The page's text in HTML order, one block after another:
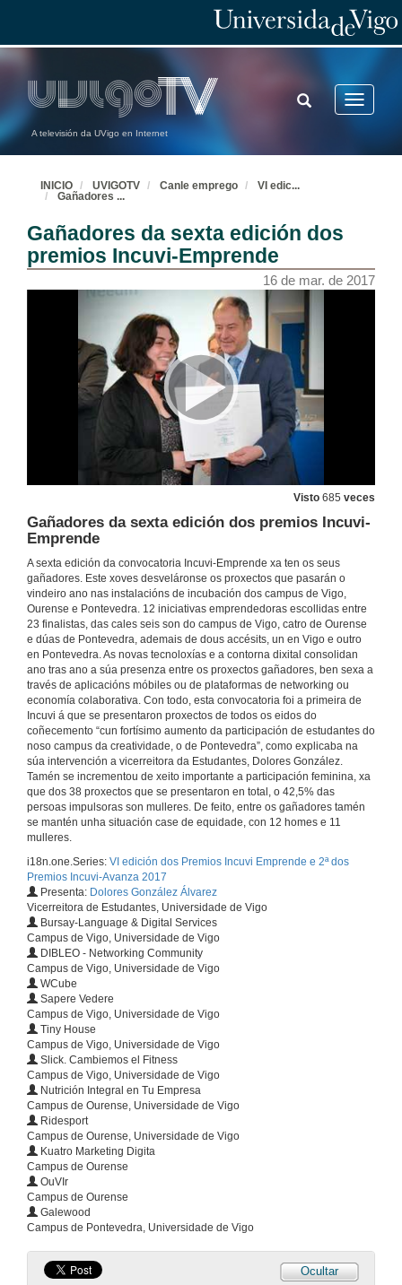
A televisión da UVigo en Internet
Toggle
TOGGLE
SEARCH
INICIO UVIGOTV Canle emprego VI edic...
Gañadores ...
Gañadores da sexta edición dos
premios Incuvi-Emprende
16 de mar. de 2017
Visto 685 veces
Gañadores da sexta edición dos premios Incuvi-
Emprende
A sexta edición da convocatoria Incuvi-Emprende xa ten os seus
gañadores. Este xoves desveláronse os proxectos que pasarán o
vindeiro ano nas instalacións de incubación dos campus de Vigo,
Ourense e Pontevedra. 12 iniciativas emprendedoras escollidas entre
23 finalistas, das cales seis son do campus de Vigo, catro de Ourense
e dúas de Pontevedra, ademais de dous accésits, un en Vigo e outro
en Pontevedra. As novas tecnoloxías e a contorna dixital consolidan
ano tras ano a súa presenza entre os proxectos gañadores, ben sexa a
través de aplicacións móbiles ou de plataformas de networking ou
economía colaborativa. Con todo, esta convocatoria foi a primeira de
Incuvi á que se presentaron proxectos de todos os eidos do
coñecemento “cun fortísimo aumento da participación de estudantes do
noso campus da creatividade, o de Pontevedra”, como explicaba na
súa intervención a vicerreitora da Estudantes, Dolores González.
Tamén se incrementou de xeito importante a participación feminina, xa
que dos 38 proxectos que se presentaron en total, o 42,5% das
persoas impulsoras son mulleres. De feito, entre os gañadores tamén
se mantén unha situación case de equidade, con 12 homes e 11
mulleres.
i18n.one.Series: VI edición dos Premios Incuvi Emprende e 2ª dos
Premios Incuvi-Avanza 2017
Presenta: Dolores González Álvarez
Vicerreitora de Estudantes, Universidade de Vigo
Bursay-Language & Digital Services
Campus de Vigo, Universidade de Vigo
DIBLEO - Networking Community
Campus de Vigo, Universidade de Vigo
WCube
Sapere Vedere
Campus de Vigo, Universidade de Vigo
Tiny House
Campus de Vigo, Universidade de Vigo
Slick. Cambiemos el Fitness
Campus de Vigo, Universidade de Vigo
Nutrición Integral en Tu Empresa
Campus de Ourense, Universidade de Vigo
Ridesport
Campus de Ourense, Universidade de Vigo
Kuatro Marketing Digita
Campus de Ourense
OuVIr
Campus de Ourense
Galewood
Campus de Pontevedra, Universidade de Vigo
Ocultar